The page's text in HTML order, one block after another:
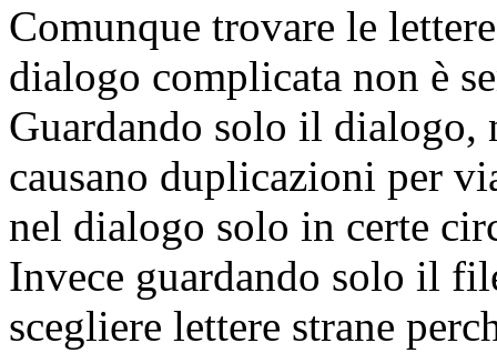
Comunque trovare le
dialogo complicata non è
Guardando solo il dialogo,
causano duplicazioni per
nel dialogo solo in certe
Invece guardando solo il
scegliere lettere strane